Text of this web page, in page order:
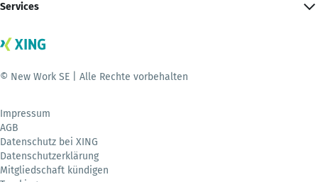
Services
© New Work SE | Alle Rechte vorbehalten
Impressum
AGB
Datenschutz bei XING
Datenschutzerklärung
Mitgliedschaft kündigen